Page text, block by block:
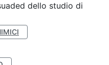
dello studio di